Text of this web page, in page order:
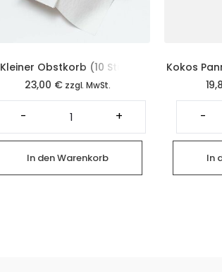
Kleiner Obstkorb (10 Stück
Handobst)
23,00 € zzgl. MwSt.
-
Kleiner
Obstkorb
(10
Stück
Handobst)
Menge
+
In den Warenkorb
Kokos
im
-
In